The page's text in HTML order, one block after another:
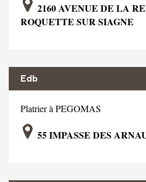
2160 AVENUE DE LA
ROQUETTE SUR SIAGNE
Edb
Platrier à PEGOMAS
55 IMPASSE DES